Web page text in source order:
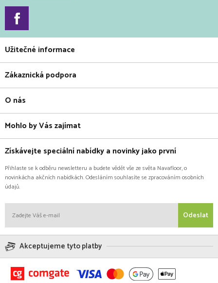
Užitečné informace
Zákaznická podpora
O nás
Mohlo by Vás zajímat
Získávejte speciální nabídky a novinky jako první
Přihlaste se k odběru newsletteru a budete vědět vše ze světa Navafloor, o
novinkácha akčních nabídkách. Odesláním souhlasíte se zpracováním osobních
údajů.
Odeslat
Akceptujeme tyto platby